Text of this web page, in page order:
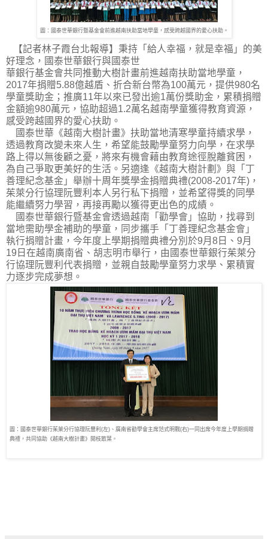
圖：國泰世華銀行暨基金會前進越南扶助當地學童，感受跨越國界的愛心扶助。
【記者林子霞台北報導】秉持「給人幸福，就是幸福」的美
好理念，國泰世華銀行與國泰世
華銀行基金會共同推動大樹計畫前進越南扶助當地學童，
2017年捐贈5.88億越盾、折合新台幣為100萬元，提供980名
學童獎助金；推廣11年以來已發出逾1萬份獎助金，累積捐贈
金額逾980萬元，協助超過1.2萬名越南學童獲得教育資源，
感受跨越國界的愛心扶助。
國泰世華《越南大樹計畫》扶助當地清寒學童持續求學，
透過教育改變未來人生，希望能鼓勵學童努力向學，在求學
路上得以無後顧之憂，將來有機會藉由教育途徑脫離貧困，
為自己爭取更美好的生活。另適逢《越南大樹計劃》與「丁
善理紀念基金」舉辦十周年獎學金捐贈典禮(2008-2017年)，
茱萊分行協理阮豐利本人另行私下捐贈，並希望得獎的同學
能繼續努力學習，再接再勵以獲得更出色的成績。
國泰世華銀行暨基金會透過越南「勸學會」協助，找尋到
當地需助學金補助的學童，同步攜手「丁善理紀念基金會」
執行捐贈計畫，今年度上學期捐贈典禮分別於9月8日、9月
19日在越南廣南省、胡志明市舉行，由國泰世華銀行茱萊分
行協理阮豐利代表捐贈，並親自鼓勵學童努力求學、累積實
力逐步完成夢想。
圖：國泰世華銀行茱萊分行協理阮豐利(左)、廣南省勸學會主席范式明戰(右)一同出席今年度上學期捐贈
典禮，共同協助《越南大樹計畫》開枝散葉。